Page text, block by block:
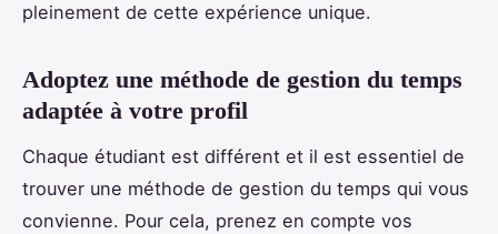
pleinement de cette expérience unique.
Adoptez une méthode de gestion du temps
adaptée à votre profil
Chaque étudiant est différent et il est essentiel de
trouver une méthode de gestion du temps qui vous
convienne. Pour cela, prenez en compte vos